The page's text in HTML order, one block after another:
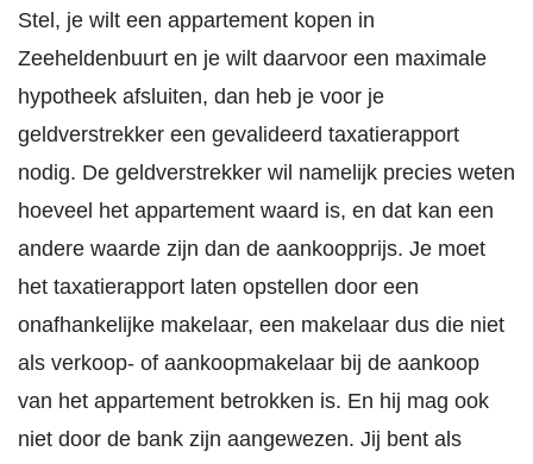
Stel, je wilt een appartement kopen in
Zeeheldenbuurt en je wilt daarvoor een maximale
hypotheek afsluiten, dan heb je voor je
geldverstrekker een gevalideerd taxatierapport
nodig. De geldverstrekker wil namelijk precies weten
hoeveel het appartement waard is, en dat kan een
andere waarde zijn dan de aankoopprijs. Je moet
het taxatierapport laten opstellen door een
onafhankelijke makelaar, een makelaar dus die niet
als verkoop- of aankoopmakelaar bij de aankoop
van het appartement betrokken is. En hij mag ook
niet door de bank zijn aangewezen. Jij bent als